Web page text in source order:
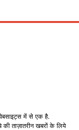
में से एक है.
ताज़ातरीन खबरों के लिये